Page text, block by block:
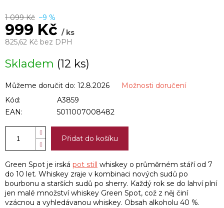
1 099 Kč –9 %
999 Kč/ ks
825,62 Kč bez DPH
cena:
Skladem (12 ks)
Můžeme doručit do: 12.8.2026
Možnosti doručení
Kód:
A3859
EAN:
5011007008482
Přidat do košíku
Green Spot je irská pot still
whiskey o průměrném stáří od 7
do 10 let. Whiskey zraje v kombinaci nových sudů po
bourbonu a starších sudů po sherry. Každý rok se do lahví plní
jen malé množství whiskey Green Spot, což z něj činí
vzácnou a vyhledávanou whiskey. Obsah alkoholu 40 %.